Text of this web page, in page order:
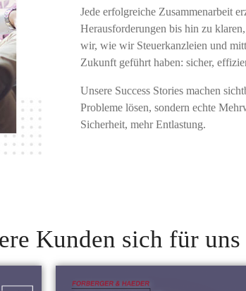
Jede erfolgreiche Zusammenarbeit
Herausforderungen bis hin zu
wir, wie wir Steuerkanzleien und
Zukunft geführt haben: sicher,
Unsere Success Stories machen
Probleme lösen, sondern echte
Sicherheit, mehr Entlastung.
Kunden sich für uns